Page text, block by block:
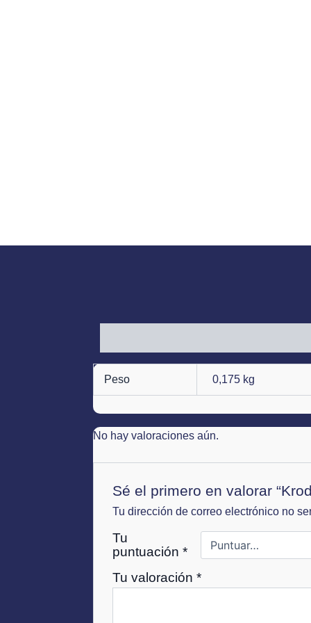
Peso 0,175 kg
No hay valoraciones aún.
Sé el primero en valorar
Tu dirección de correo electrónico no
Tu
puntuación*
Tu valoración*